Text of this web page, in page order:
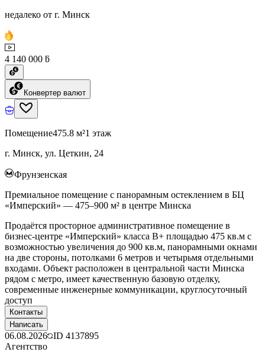
недалеко от г. Минск
4 140 000 ƃ
Конвертер валют
Помещение475.8 м²1 этаж
г. Минск, ул. Цеткин, 24
Фрунзенская
Премиальное помещение с панорамным остеклением в БЦ
«Имперский» — 475–900 м² в центре Минска
Продаётся просторное административное помещение в
бизнес-центре «Имперский» класса B+ площадью 475 кв.м с
возможностью увеличения до 900 кв.м, панорамными окнами
на две стороны, потолками 6 метров и четырьмя отдельными
входами. Объект расположен в центральной части Минска
рядом с метро, имеет качественную базовую отделку,
современные инженерные коммуникации, круглосуточный
доступ
Контакты
Написать
06.08.2026 ID 4137895
Агентство